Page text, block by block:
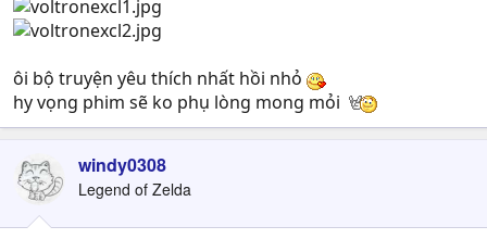
ôi bộ truyện yêu thích nhất hồi nhỏ
hy vọng phim sẽ ko phụ lòng mong mỏi
windy0308
Legend of Zelda